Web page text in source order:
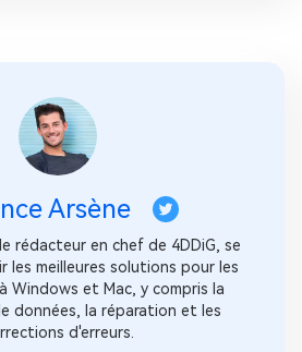
Arsène
rédacteur en chef de 4DDiG, se
les meilleures solutions pour les
Windows et Mac, y compris la
données, la réparation et les
d'erreurs.